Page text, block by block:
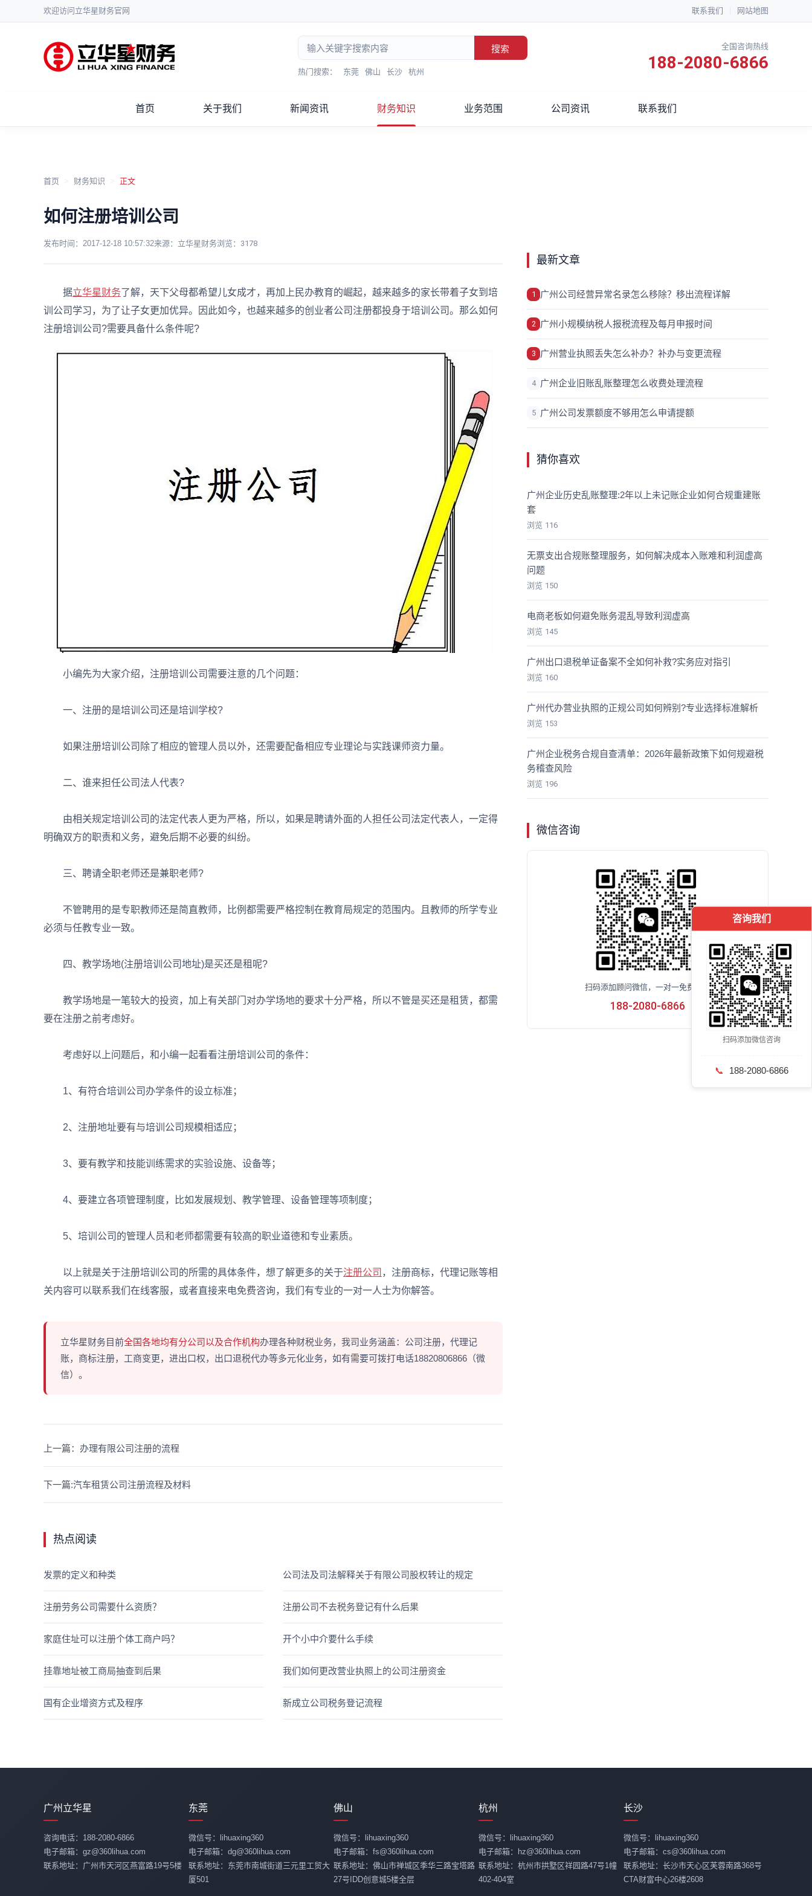
欢迎访问立华星财务官网 联系我们 网站地图
搜索
热门搜索： 东莞 佛山 长沙 杭州
全国咨询热线
188-2080-6866
首页 关于我们 新闻资讯 财务知识 业务范围 公司资讯 联系我们
首页 财务知识 正文
如何注册培训公司
发布时间： 2017-12-18 10:57:32来源：立华星财务浏览： 3178
据立华星财务了解，天下父母都希望儿女成才，再加上民办教育的崛起，越来越多的家长带着子女到培
训公司学习，为了让子女更加优异。因此如今，也越来越多的创业者公司注册都投身于培训公司。那么如何
注册培训公司?需要具备什么条件呢?
小编先为大家介绍，注册培训公司需要注意的几个问题：
一、注册的是培训公司还是培训学校?
如果注册培训公司除了相应的管理人员以外，还需要配备相应专业理论与实践课师资力量。
二、谁来担任公司法人代表?
由相关规定培训公司的法定代表人更为严格，所以，如果是聘请外面的人担任公司法定代表人，一定得
明确双方的职责和义务，避免后期不必要的纠纷。
三、聘请全职老师还是兼职老师?
不管聘用的是专职教师还是简直教师，比例都需要严格控制在教育局规定的范围内。且教师的所学专业
必须与任教专业一致。
四、教学场地(注册培训公司地址)是买还是租呢?
教学场地是一笔较大的投资，加上有关部门对办学场地的要求十分严格，所以不管是买还是租赁，都需
要在注册之前考虑好。
考虑好以上问题后，和小编一起看看注册培训公司的条件：
1、有符合培训公司办学条件的设立标准；
2、注册地址要有与培训公司规模相适应；
3、要有教学和技能训练需求的实验设施、设备等；
4、要建立各项管理制度，比如发展规划、教学管理、设备管理等项制度；
5、培训公司的管理人员和老师都需要有较高的职业道德和专业素质。
以上就是关于注册培训公司的所需的具体条件，想了解更多的关于注册公司 ，注册商标，代理记账等相
关内容可以联系我们在线客服，或者直接来电免费咨询，我们有专业的一对一人士为你解答。
立华星财务目前全国各地均有分公司以及合作机构办理各种财税业务，我司业务涵盖：公司注册，代理记
账，商标注册，工商变更，进出口权，出口退税代办等多元化业务，如有需要可拨打电话18820806866（微
信）。
下一篇:汽车租赁公司注册流程及材料
上一篇：办理有限公司注册的流程
热点阅读
发票的定义和种类 公司法及司法解释关于有限公司股权转让的规定
注册劳务公司需要什么资质？ 注册公司不去税务登记有什么后果
家庭住址可以注册个体工商户吗？ 开个小中介要什么手续
挂靠地址被工商局抽查到后果 我们如何更改营业执照上的公司注册资金
国有企业增资方式及程序 新成立公司税务登记流程
最新文章
1 广州公司经营异常名录怎么移除？移出流程详解
2 广州小规模纳税人报税流程及每月申报时间
3 广州营业执照丢失怎么补办？补办与变更流程
4 广州企业旧账乱账整理怎么收费处理流程
5 广州公司发票额度不够用怎么申请提额
猜你喜欢
广州企业历史乱账整理:2年以上未记账企业如何合规重建账
套
浏览 116
无票支出合规账整理服务，如何解决成本入账难和利润虚高
问题
浏览 150
电商老板如何避免账务混乱导致利润虚高
浏览 145
广州出口退税单证备案不全如何补救?实务应对指引
浏览 160
广州代办营业执照的正规公司如何辨别?专业选择标准解析
浏览 153
广州企业税务合规自查清单：2026年最新政策下如何规避税
务稽查风险
浏览 196
微信咨询
扫码添加顾问微信，一对一免费咨询
188-2080-6866
咨询我们
扫码添加微信咨询
📞 188-2080-6866
广州立华星
咨询电话：188-2080-6866
电子邮箱：gz@360lihua.com
联系地址：广州市天河区燕富路19号5楼
东莞
微信号：lihuaxing360
电子邮箱：dg@360lihua.com
联系地址：东莞市南城街道三元里工贸大
厦501
佛山
微信号：lihuaxing360
电子邮箱：fs@360lihua.com
联系地址：佛山市禅城区季华三路宝塔路
27号IDD创意城5楼全层
杭州
微信号：lihuaxing360
电子邮箱：hz@360lihua.com
联系地址：杭州市拱墅区祥园路47号1幢
402-404室
长沙
微信号：lihuaxing360
电子邮箱：cs@360lihua.com
联系地址：长沙市天心区芙蓉南路368号
CTA财富中心26楼2608